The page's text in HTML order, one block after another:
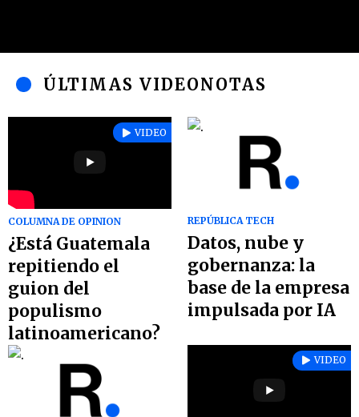
ÚLTIMAS VIDEONOTAS
VIDEO
COLUMNA DE OPINION
¿Está Guatemala
repitiendo el
guion del
populismo
latinoamericano?
REPÚBLICA TECH
Datos, nube y
gobernanza: la
base de la empresa
impulsada por IA
VIDEO